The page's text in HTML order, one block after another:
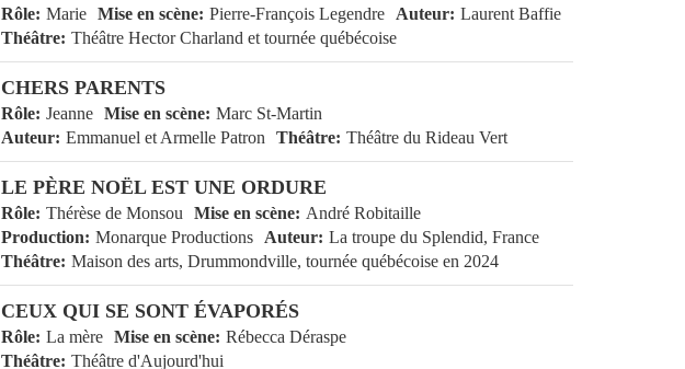
Rôle Marie Mise en scène Pierre-François Legendre Auteur
Laurent Baffie
Théâtre
Théâtre Hector Charland et tournée québécoise
CHERS PARENTS
Rôle Jeanne Mise en scène
Marc St-Martin
Auteur
Emmanuel et Armelle Patron Théâtre Théâtre du Rideau Vert
LE PÈRE NOËL EST UNE ORDURE
Rôle Thérèse de Monsou Mise en scène
André Robitaille
Production
Monarque Productions Auteur
La troupe du Splendid, France
Théâtre
Maison des arts, Drummondville, tournée québécoise en 2024
CEUX QUI SE SONT ÉVAPORÉS
Rôle La mère Mise en scène
Rébecca Déraspe
Théâtre
Théâtre d'Aujourd'hui